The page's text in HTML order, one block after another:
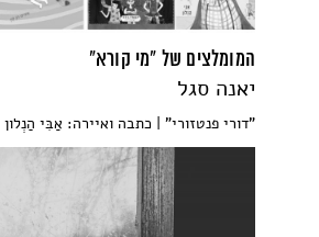
המומלצים של "מי קורא"
יאנה סגל
"דורי פנטזורי" | כתבה ואיירה: אַבִּי